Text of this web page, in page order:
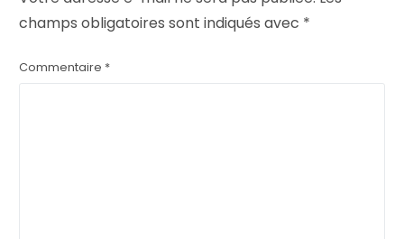
champs obligatoires sont indiqués avec *
Commentaire *